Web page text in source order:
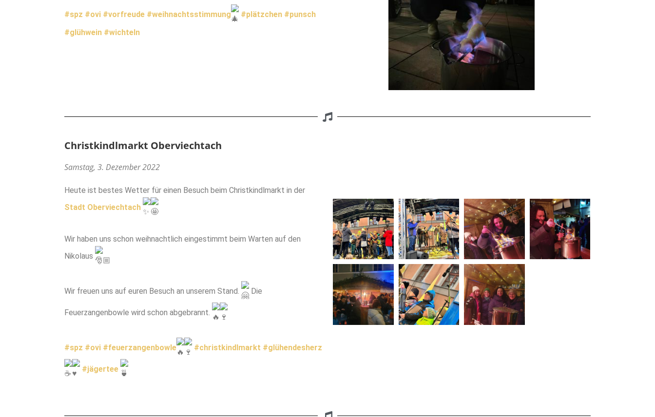
#spz #ovi #vorfreude #weihnachtsstimmung #plätzchen #punsch
#glühwein #wichteln
Christkindlmarkt Oberviechtach
Samstag, 3. Dezember 2022
Heute ist bestes Wetter für einen Besuch beim Christkindlmarkt in der
Stadt Oberviechtach
Wir haben uns schon weihnachtlich eingestimmt beim Warten auf den
Nikolaus
Wir freuen uns auf euren Besuch an unserem Stand. Die
Feuerzangenbowle wird schon abgebrannt.
#spz #ovi #feuerzangenbowle #christkindlmarkt #glühendesherz
#jägertee